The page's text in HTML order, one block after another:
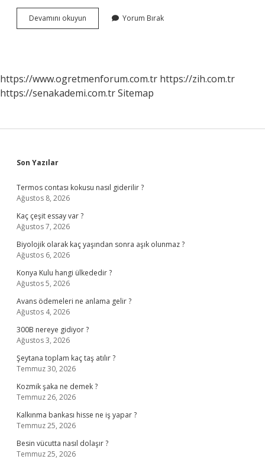
Devamını okuyun Dondurulmuş
Ürün
Yorum Bırak
https://www.ogretmenforum.com.tr https://zih.com.tr
https://senakademi.com.trSitemap
Sidebar
Son Yazılar
Termos contası kokusu nasıl giderilir ?
Ağustos 8, 2026
Kaç çeşit essay var ?
Ağustos 7, 2026
Biyolojik olarak kaç yaşından sonra aşık olunmaz ?
Ağustos 6, 2026
Konya Kulu hangi ülkededir ?
Ağustos 5, 2026
Avans ödemeleri ne anlama gelir ?
Ağustos 4, 2026
300B nereye gidiyor ?
Ağustos 3, 2026
Şeytana toplam kaç taş atılır ?
Temmuz 30, 2026
Kozmik şaka ne demek ?
Temmuz 26, 2026
Kalkınma bankası hisse ne iş yapar ?
Temmuz 25, 2026
Besin vücutta nasıl dolaşır ?
Temmuz 25, 2026